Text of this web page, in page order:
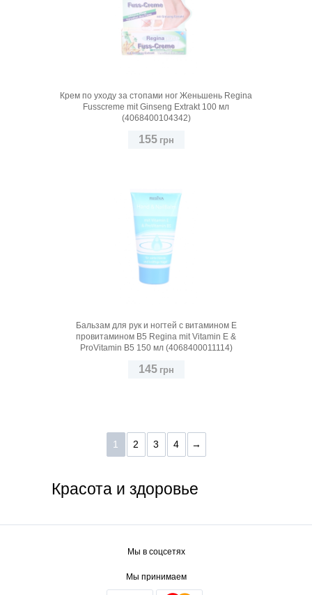
Крем по уходу за стопами ног Женьшень Regina
Fusscreme mit Ginseng Extrakt 100 мл
(4068400104342)
155 грн
Бальзам для рук и ногтей с витамином Е
провитамином В5 Regina mit Vitamin E &
ProVitamin B5 150 мл (4068400011114)
145 грн
1 2 3 4 →
Красота и здоровье
Мы в соцсетях
Мы принимаем